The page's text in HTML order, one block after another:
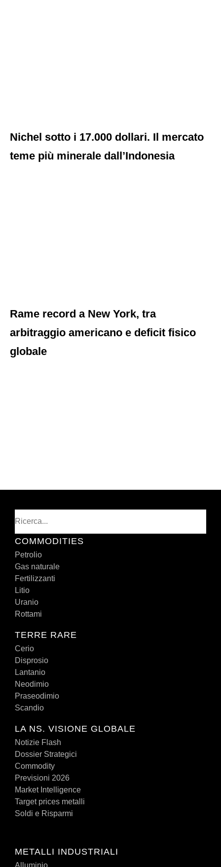
Nichel sotto i 17.000 dollari. Il mercato
teme più minerale dall’Indonesia
Rame record a New York, tra
arbitraggio americano e deficit fisico
globale
COMMODITIES
Petrolio
Gas naturale
Fertilizzanti
Litio
Uranio
Rottami
TERRE RARE
Cerio
Disprosio
Lantanio
Neodimio
Praseodimio
Scandio
LA NS. VISIONE GLOBALE
Notizie Flash
Dossier Strategici
Commodity
Previsioni 2026
Market Intelligence
Target prices metalli
Soldi e Risparmi
METALLI INDUSTRIALI